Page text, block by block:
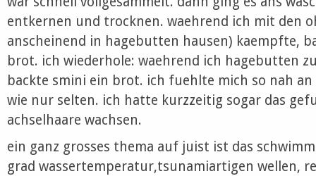
entkernen und trocknen. waehrend ich mit den
anscheinend in hagebutten hausen) kaempfte,
brot. ich wiederhole: waehrend ich hagebutten
backte smini ein brot. ich fuehlte mich so nah
wie nur selten. ich hatte kurzzeitig sogar das
achselhaare wachsen.
ein ganz grosses thema auf juist ist das
grad wassertemperatur,tsunamiartigen wellen,